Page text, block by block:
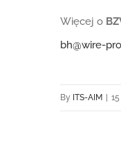
Więcej o
bh@wire-
By ITS-AIM |